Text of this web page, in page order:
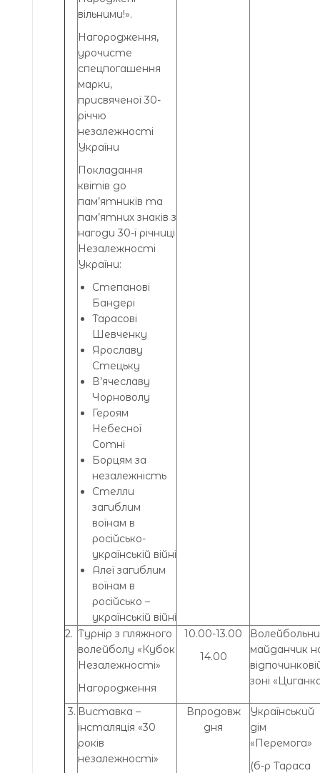
вільними!».
Нагородження,
урочисте
спецпогашення
марки,
присвяченої 30-
річчю
незалежності
України
Покладання
квітів до
пам’ятників та
пам’ятних знаків з
нагоди 30-ї річниці
Незалежності
України:
Степанові
Бандері
Тарасові
Шевченку
Ярославу
Стецьку
В’ячеславу
Чорноволу
Героям
Небесної
Сотні
Борцям за
незалежність
Стелли
загиблим
воїнам в
російсько-
українській війні
Алеї загиблим
воїнам в
російсько –
українській війні
2. Турнір з пляжного
волейболу «Кубок
Незалежності»
Нагородження
10.00-13.00
14.00
майданчик
зоні
3. Виставка –
інсталяція «30
років
незалежності»
Впродовж
дня
Український
дім
«Перемога»
(б-р Тараса